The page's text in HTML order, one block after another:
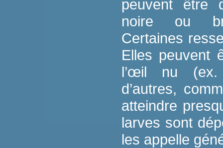
peuvent être
noire ou
Certaines
Elles peuvent
l’œil nu (ex.
d’autres,
atteindre
larves sont
les appelle